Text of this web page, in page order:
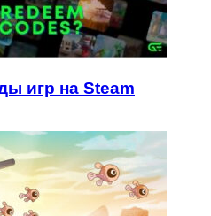
игр на Steam